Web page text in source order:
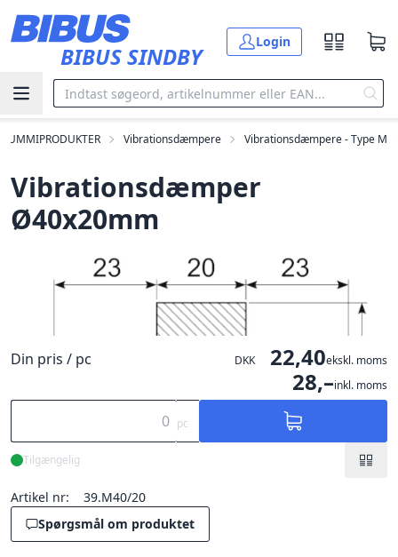
BIBUS SINDBY
Login
GUMMIPRODUKTER Vibrationsdæmpere Vibrationsdæmpere - Type M
Vibrationsdæmper
Ø40x20mm
Din pris / pc DKK 22,40ekskl. moms
28,–inkl. moms
pc
Tilgængelig
Artikel nr:
39.M40/20
Spørgsmål om produktet